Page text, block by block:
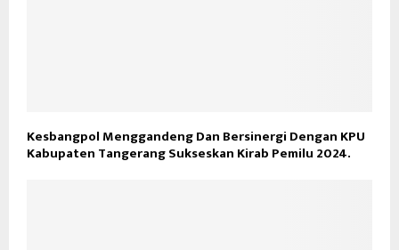
Kesbangpol Menggandeng Dan Bersinergi Dengan KPU
Kabupaten Tangerang Sukseskan Kirab Pemilu 2024.